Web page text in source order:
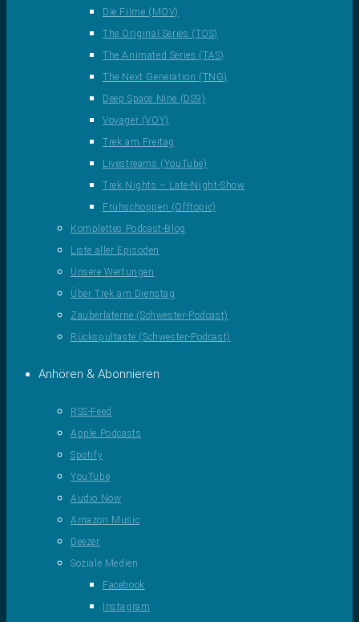
Die Filme (MOV)
The Original Series (TOS)
The Animated Series (TAS)
The Next Generation (TNG)
Deep Space Nine (DS9)
Voyager (VOY)
Trek am Freitag
Livestreams (YouTube)
Trek Nights – Late-Night-Show
Frühschoppen (Offtopic)
Komplettes Podcast-Blog
Liste aller Episoden
Unsere Wertungen
Über Trek am Dienstag
Zauberlaterne (Schwester-Podcast)
Rückspultaste (Schwester-Podcast)
Anhören & Abonnieren
RSS-Feed
Apple Podcasts
Spotify
YouTube
Audio Now
Amazon Music
Deezer
Soziale Medien
Facebook
Instagram